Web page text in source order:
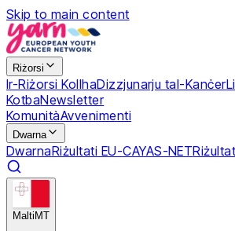
Skip to main content
Riżorsi
Ir-Riżorsi KollhaDizzjunarju tal-Kanċer
KotbaNewsletter
KomunitàAvvenimenti
Dwarna
DwarnaRiżultati EU-CAYAS-NET
Malti MT